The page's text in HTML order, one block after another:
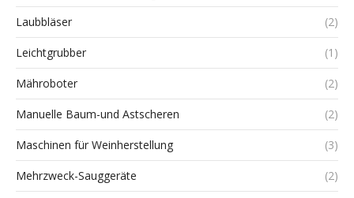
Laubbläser (2)
Leichtgrubber (1)
Mähroboter (2)
Manuelle Baum-und Astscheren (2)
Maschinen für Weinherstellung (3)
Mehrzweck-Sauggeräte (2)